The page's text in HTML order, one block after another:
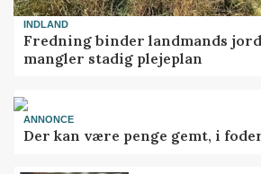
INDLAND
Fredning binder landmands
mangler stadig plejeplan
ANNONCE
Der kan være penge gemt, i